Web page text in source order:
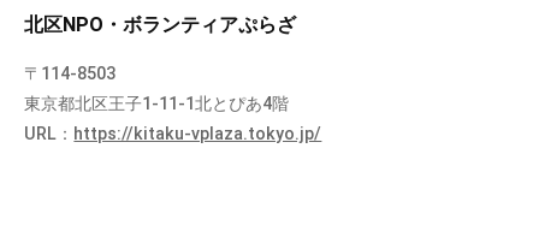
北区NPO・ボランティアぷらざ
〒114-8503
東京都北区王子1-11-1北とぴあ4階
URL： https://kitaku-vplaza.tokyo.jp/